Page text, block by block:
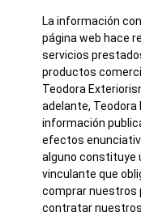
La información
página web hace
servicios
productos
Teodora
adelante, Teodora
información
efectos
alguno constituye
vinculante que
comprar nuestros
contratar